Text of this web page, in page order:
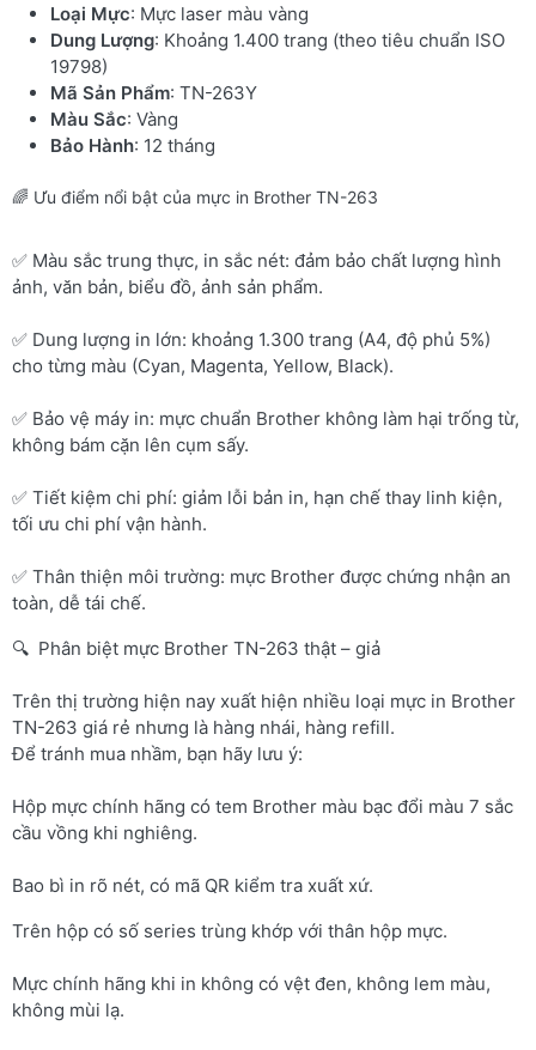
Loại Mực: Mực laser màu vàng
Dung Lượng: Khoảng 1.400 trang (theo tiêu chuẩn ISO
19798)
Mã Sản Phẩm: TN-263Y
Màu Sắc: Vàng
Bảo Hành: 12 tháng
🌈 Ưu điểm nổi bật của mực in Brother TN-263
✅ Màu sắc trung thực, in sắc nét: đảm bảo chất lượng hình
ảnh, văn bản, biểu đồ, ảnh sản phẩm.
✅ Dung lượng in lớn: khoảng 1.300 trang (A4, độ phủ 5%)
cho từng màu (Cyan, Magenta, Yellow, Black).
✅ Bảo vệ máy in: mực chuẩn Brother không làm hại trống từ,
không bám cặn lên cụm sấy.
✅ Tiết kiệm chi phí: giảm lỗi bản in, hạn chế thay linh kiện,
tối ưu chi phí vận hành.
✅ Thân thiện môi trường: mực Brother được chứng nhận an
toàn, dễ tái chế.
🔍 Phân biệt mực Brother TN-263 thật – giả
Trên thị trường hiện nay xuất hiện nhiều loại mực in Brother
TN-263 giá rẻ nhưng là hàng nhái, hàng refill.
Để tránh mua nhầm, bạn hãy lưu ý:
Hộp mực chính hãng có tem Brother màu bạc đổi màu 7 sắc
cầu vồng khi nghiêng.
Bao bì in rõ nét, có mã QR kiểm tra xuất xứ.
Trên hộp có số series trùng khớp với thân hộp mực.
Mực chính hãng khi in không có vệt đen, không lem màu,
không mùi lạ.